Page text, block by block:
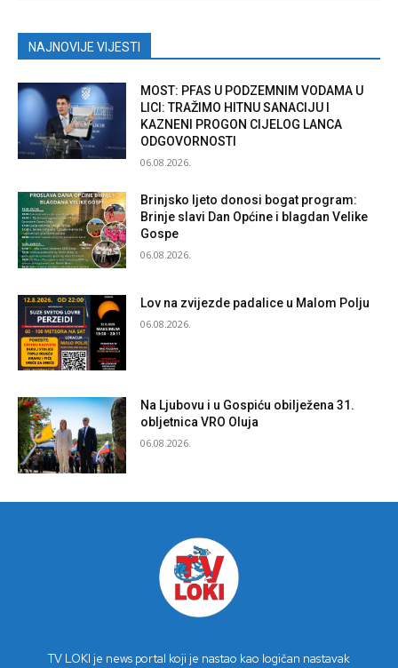
NAJNOVIJE VIJESTI
MOST: PFAS U PODZEMNIM VODAMA U
LICI: TRAŽIMO HITNU SANACIJU I
KAZNENI PROGON CIJELOG LANCA
ODGOVORNOSTI
06.08.2026.
Brinjsko ljeto donosi bogat program:
Brinje slavi Dan Općine i blagdan Velike
Gospe
06.08.2026.
Lov na zvijezde padalice u Malom Polju
06.08.2026.
Na Ljubovu i u Gospiću obilježena 31.
obljetnica VRO Oluja
06.08.2026.
TV LOKI je news portal koji je nastao kao logičan nastavak